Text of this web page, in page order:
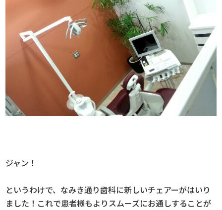
ジャン！
というわけで、なみき通り歯科に新しいチェアーがはいり
ました！これで患者様もよりスムーズにお通しすることが